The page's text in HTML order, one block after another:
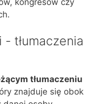
tłumaczenia
tłumaczeniu
znajduje się obok